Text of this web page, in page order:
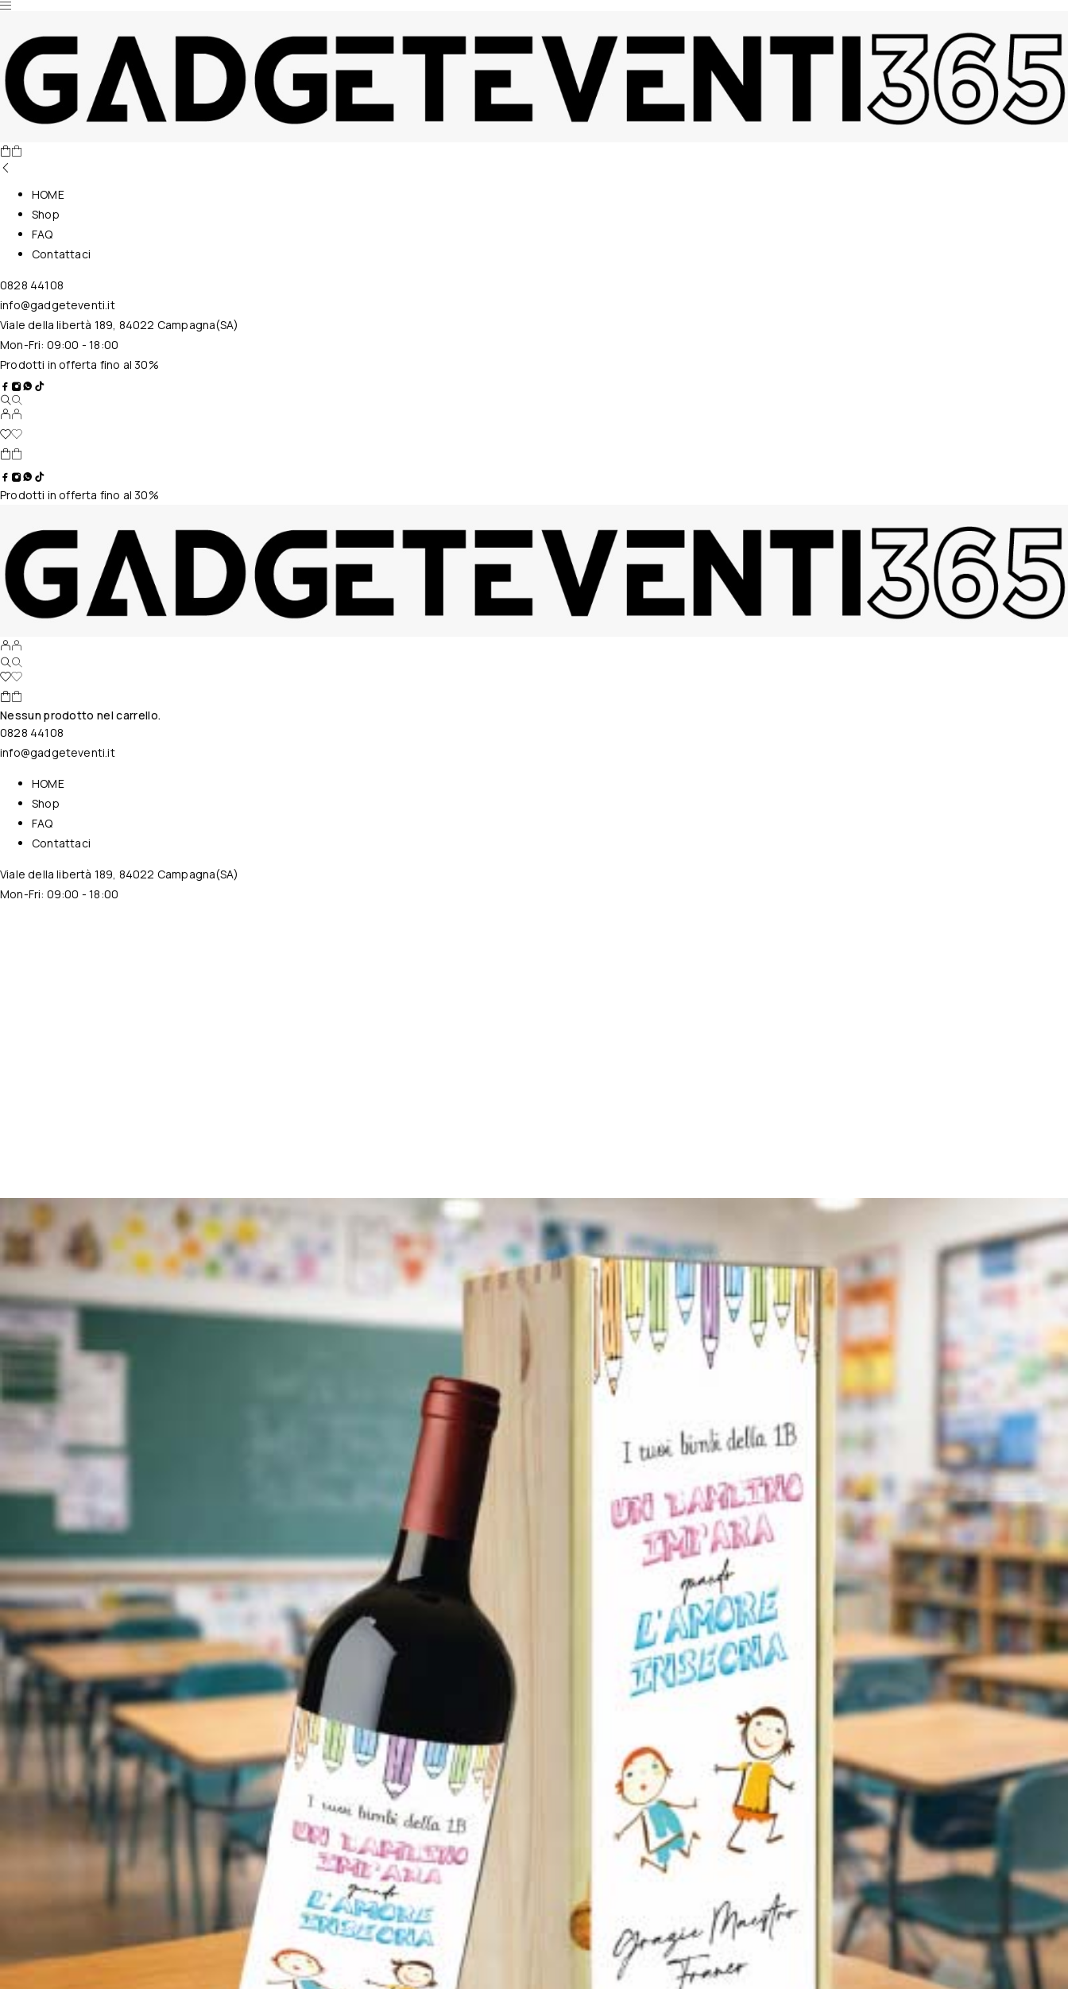
Nessun prodotto nel carrello.
HOME
Shop
FAQ
Contattaci
0828 44108
info@gadgeteventi.it
Viale della libertà 189, 84022 Campagna(SA)
Mon-Fri: 09:00 - 18:00
Prodotti in offerta fino al 30%
Prodotti in offerta fino al 30%
Nessun prodotto nel carrello.
0828 44108
info@gadgeteventi.it
HOME
Shop
FAQ
Contattaci
Viale della libertà 189, 84022 Campagna(SA)
Mon-Fri: 09:00 - 18:00